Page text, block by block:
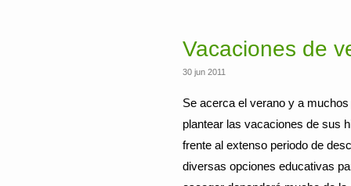
Vacaciones de
30 jun 2011
Se acerca el verano y a
plantear las vacaciones de sus
frente al extenso periodo de
diversas opciones educativas